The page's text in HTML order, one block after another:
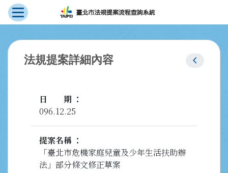
跳到主要內容
展開選單
法規提案詳細內容 chevron_left
日期
096.12.25
提案名稱
「臺北市危機家庭兒童及少年生活扶助辦
法」部分條文修正草案